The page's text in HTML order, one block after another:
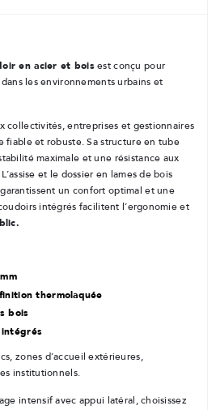
en acier et boisest conçu pour
les environnements urbains et
collectivités, entreprises et gestionnaires
fiable et robuste. Sa structure en tube
maximale et une résistance aux
et le dossier en lames de bois
garantissent un confort optimal et une
intégrés facilitent l’ergonomie et
thermolaquée
bois
intégrés
zones d’accueil extérieures,
institutionnels.
intensif avec appui latéral, choisissez